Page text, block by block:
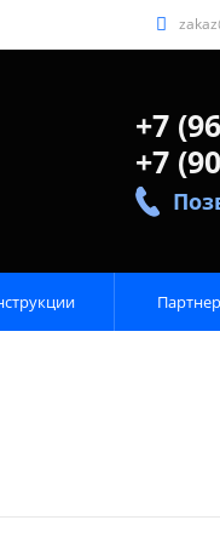
+7
+7